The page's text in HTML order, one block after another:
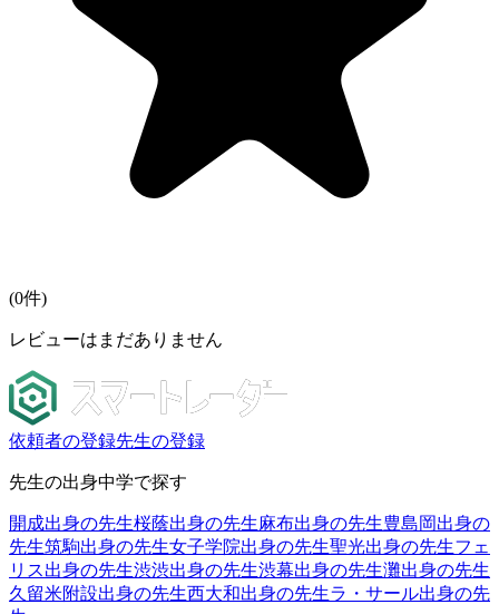
(0件)
レビューはまだありません
依頼者の登録先生の登録
先生の出身中学で探す
開成出身の先生桜蔭出身の先生麻布出身の先生豊島岡出身の
先生筑駒出身の先生女子学院出身の先生聖光出身の先生フェ
リス出身の先生渋渋出身の先生渋幕出身の先生灘出身の先生
久留米附設出身の先生西大和出身の先生ラ・サール出身の先